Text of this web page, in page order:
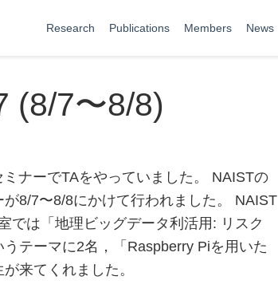
Research Publications Members News
(8/7〜8/8)
ナーでTAをやっていました。 NAISTの
8/7〜8/8にかけて行われました。 NAIST
では「地理ビッグデータ利活用: リスク
テーマに2名，「Raspberry Piを用いた
来てくれました。